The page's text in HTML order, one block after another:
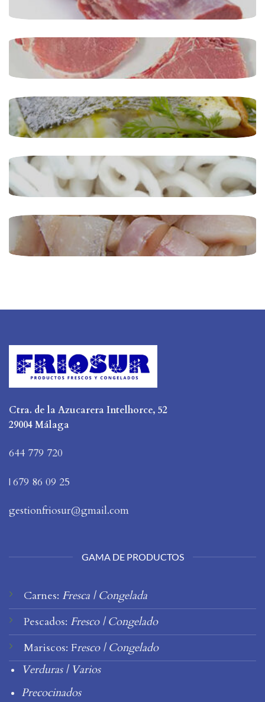
Ctra. de la Azucarera Intelhorce, 52
29004 Málaga
644 779 720
| 679 86 09 25
gestionfriosur@gmail.com
GAMA DE PRODUCTOS
Carnes: Fresca| Congelada
Pescados: Fresco| Congelado
Mariscos: Fresco| Congelado
Verduras| Varios
Precocinados